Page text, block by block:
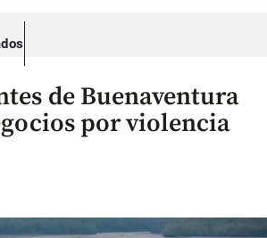
de Buenaventura
por violencia